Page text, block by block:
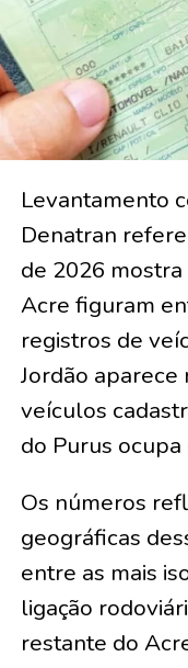
Levantamento
Denatran
de 2026
Acre figuram
registros de
Jordão aparece
veículos
do Purus ocupa
Os números
geográficas
entre as mais
ligação
restante do